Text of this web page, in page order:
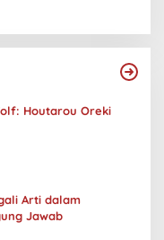
Houtarou Oreki
Arti dalam
Jawab